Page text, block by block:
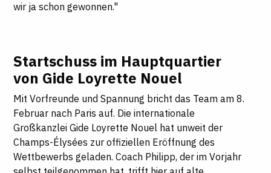
wir ja schon gewonnen."
Startschuss im Hauptquartier
von Gide Loyrette Nouel
Mit Vorfreunde und Spannung bricht das Team am 8.
Februar nach Paris auf. Die internationale
Großkanzlei Gide Loyrette Nouel hat unweit der
Champs-Élysées zur offiziellen Eröffnung des
Wettbewerbs geladen. Coach Philipp, der im Vorjahr